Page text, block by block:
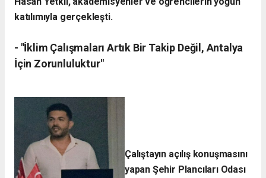
katılımıyla gerçekleşti.
- ​"İklim Çalışmaları Artık Bir Takip Değil, Antalya
İçin Zorunluluktur"
Çalıştayın açılış konuşmasını
yapan Şehir Plancıları Odası